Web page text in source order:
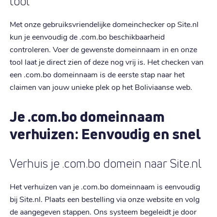
Met onze gebruiksvriendelijke domeinchecker op Site.nl
kun je eenvoudig de .com.bo beschikbaarheid
controleren. Voer de gewenste domeinnaam in en onze
tool laat je direct zien of deze nog vrij is. Het checken van
een .com.bo domeinnaam is de eerste stap naar het
claimen van jouw unieke plek op het Boliviaanse web.
Je .com.bo domeinnaam
verhuizen: Eenvoudig en snel
Verhuis je .com.bo domein naar Site.nl
Het verhuizen van je .com.bo domeinnaam is eenvoudig
bij Site.nl. Plaats een bestelling via onze website en volg
de aangegeven stappen. Ons systeem begeleidt je door